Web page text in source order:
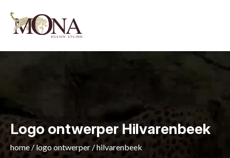
Logo ontwerper Hilvarenbeek
home/logo ontwerper /hilvarenbeek